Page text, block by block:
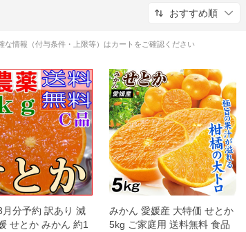
おすすめ順
な情報（付与条件・上限等）はカートをご確認ください
月分予約 訳あり 減
せとか みかん 約1
みかん 愛媛産 大特価 せとか
5kg ご家庭用 送料無料 食品